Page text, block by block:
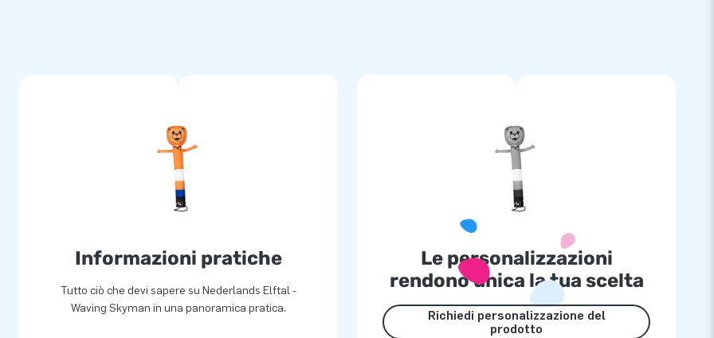
Informazioni pratiche
Tutto ciò che devi sapere su Nederlands Elftal -
Waving Skyman in una panoramica pratica.
Le personalizzazioni
rendono unica la tua scelta
Richiedi personalizzazione del
prodotto